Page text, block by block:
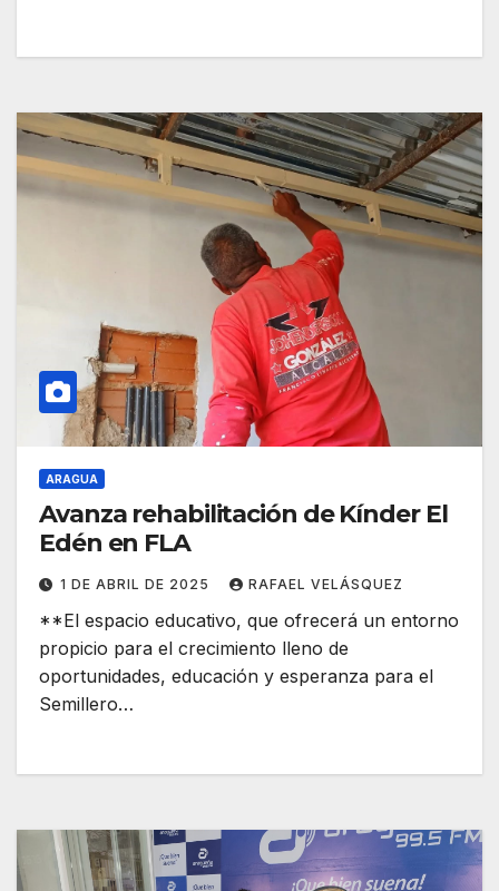
ARAGUA
Avanza rehabilitación de Kínder El
Edén en FLA
1 DE ABRIL DE 2025 RAFAEL VELÁSQUEZ
**El espacio educativo, que ofrecerá un entorno
propicio para el crecimiento lleno de
oportunidades, educación y esperanza para el
Semillero…